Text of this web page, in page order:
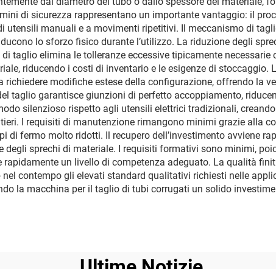
di sicurezza rappresentano un importante vantaggio: il
utensili manuali e a movimenti ripetitivi. Il meccanismo di
lo sforzo fisico durante l’utilizzo. La riduzione degli
di taglio elimina le tolleranze eccessive tipicamente
riducendo i costi di inventario e le esigenze di
modifiche estese della configurazione, offrendo la
taglio garantisce giunzioni di perfetto accoppiamento,
silenzioso rispetto agli utensili elettrici tradizionali,
I requisiti di manutenzione rimangono minimi grazie alla
fermo molto ridotti. Il recupero dell’investimento avviene
sprechi di materiale. I requisiti formativi sono minimi,
un livello di competenza adeguato. La qualità
contempo gli elevati standard qualitativi richiesti nelle
la macchina per il taglio di tubi corrugati un solido